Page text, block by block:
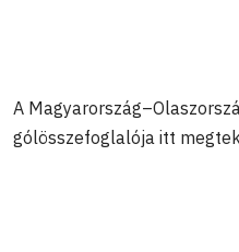
A
gólösszefoglalója itt